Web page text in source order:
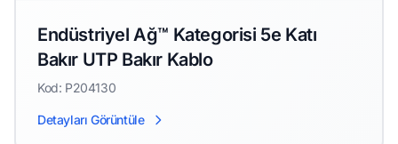
Endüstriyel Ağ™ Kategorisi 5e Katı
Bakır UTP Bakır Kablo
Kod: P204130
Detayları Görüntüle